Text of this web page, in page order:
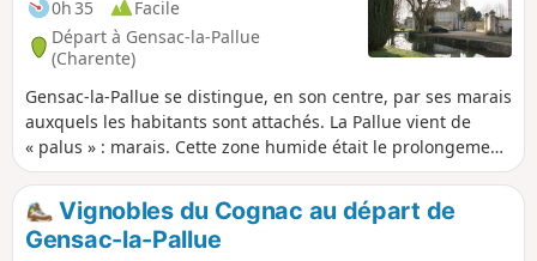
0h 35
Facile
Départ à Gensac-la-Pallue
(Charente)
Gensac-la-Pallue se distingue, en son centre, par ses marais
auxquels les habitants sont attachés. La Pallue vient de
« palus » : marais. Cette zone humide était le prolongement
du bras de la Charente qui s’est ensablé à l’ère tertiaire. Si,
autrefois, les Gensacais tiraient profit de la rouche (roseaux
qui poussent dans le marais), elle n’est aujourd’hui que
prétexte à commémorer l’histoire locale.
Vignobles du Cognac au départ de
Gensac-la-Pallue